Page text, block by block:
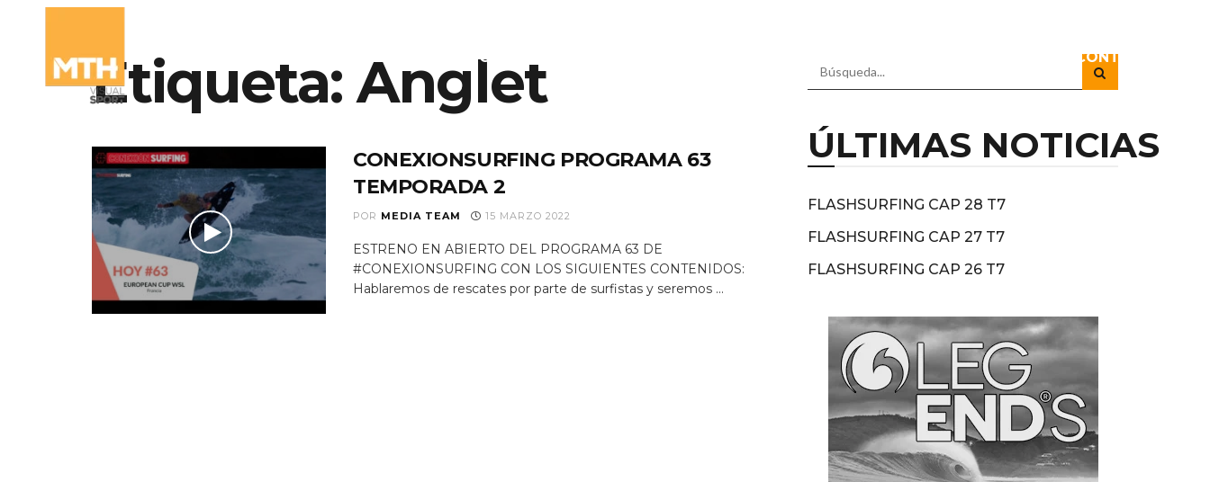
EQUIPO CONTACTO
Etiqueta:Anglet
CONEXIONSURFING PROGRAMA 63
TEMPORADA 2
POR MEDIA TEAM 15 MARZO 2022
ESTRENO EN ABIERTO DEL PROGRAMA 63 DE
#CONEXIONSURFING CON LOS SIGUIENTES CONTENIDOS:
Hablaremos de rescates por parte de surfistas y seremos ...
ÚLTIMAS NOTICIAS
FLASHSURFING CAP 28 T7
FLASHSURFING CAP 27 T7
FLASHSURFING CAP 26 T7